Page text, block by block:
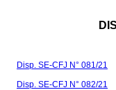
Disp. SE-CFJ N° 081/21
Disp. SE-CFJ N° 082/21